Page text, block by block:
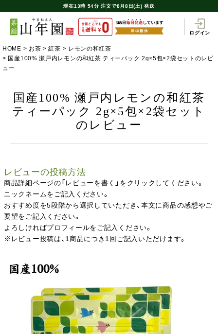
現在13時 54分 注文で8月8日(土) 発送
ログイン
HOME お茶 紅茶
レモンの和紅茶
国産100% 瀬戸内レモンの和紅茶 ティーパック 2g×5包×2袋セットのレビ
ュー
国産100% 瀬戸内レモンの和紅茶
ティーパック 2g×5包×2袋セット
のレビュー
レビューの投稿方法
商品詳細ページの「レビューを書く」をクリックしてください。
ニックネームをご記入ください。
おすすめ度を5段階から選択していただき、本文に商品の感想やご
要望をご記入ください。
よろしければプロフィールをご記入ください。
※レビュー投稿は、1商品につき1回ご記入いただけます。